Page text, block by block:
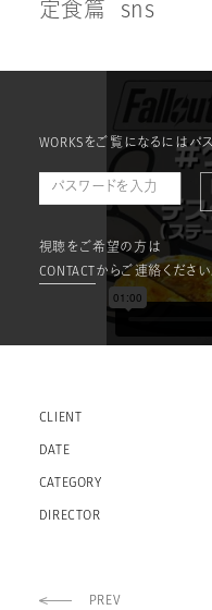
定食篇 sn s
WORKSをご覧になるにはパ
視聴をご希望の方は
CONTACT からご連絡ください
CLIENT
DATE
CATEGORY
DIRECTOR
PREV